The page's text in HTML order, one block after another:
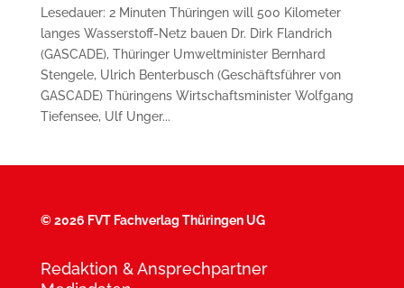
Lesedauer: 2 Minuten Thüringen will 500 Kilometer
langes Wasserstoff-Netz bauen Dr. Dirk Flandrich
(GASCADE), Thüringer Umweltminister Bernhard
Stengele, Ulrich Benterbusch (Geschäftsführer von
GASCADE) Thüringens Wirtschaftsminister Wolfgang
Tiefensee, Ulf Unger...
©2026 FVT Fachverlag Thüringen UG
Redaktion & Ansprechpartner